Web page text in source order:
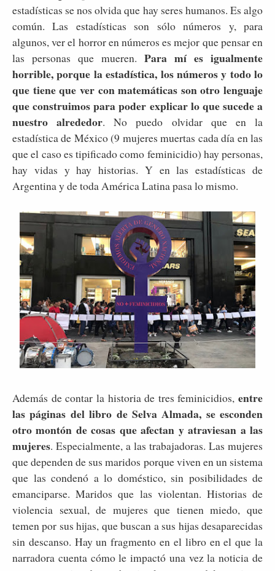
estadísticas se nos olvida que hay seres humanos. Es algo
común. Las estadísticas son sólo números y, para
algunos, ver el horror en números es mejor que pensar en
las personas que mueren. Para mí es igualmente
horrible, porque la estadística, los números y todo lo
que tiene que ver con matemáticas son otro lenguaje
que construimos para poder explicar lo que sucede a
nuestro alrededor. No puedo olvidar que en la
estadística de México (9 mujeres muertas cada día en las
que el caso es tipificado como feminicidio) hay personas,
hay vidas y hay historias. Y en las estadísticas de
Argentina y de toda América Latina pasa lo mismo.
Además de contar la historia de tres feminicidios, entre
las páginas del libro de Selva Almada, se esconden
otro montón de cosas que afectan y atraviesan a las
mujeres. Especialmente, a las trabajadoras. Las mujeres
que dependen de sus maridos porque viven en un sistema
que las condenó a lo doméstico, sin posibilidades de
emanciparse. Maridos que las violentan. Historias de
violencia sexual, de mujeres que tienen miedo, que
temen por sus hijas, que buscan a sus hijas desaparecidas
sin descanso. Hay un fragmento en el libro en el que la
narradora cuenta cómo le impactó una vez la noticia de